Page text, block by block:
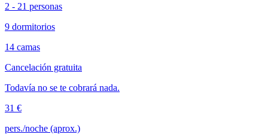
2 - 21 personas
9 dormitorios
14 camas
Cancelación gratuita
Todavía no se te cobrará nada.
31 €
pers./noche (aprox.)